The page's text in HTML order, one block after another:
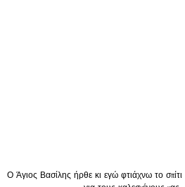
Ο Άγιος Βασίλης ήρθε κι εγώ φτιάχνω το σπίτι